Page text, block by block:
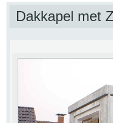
Dakkapel met